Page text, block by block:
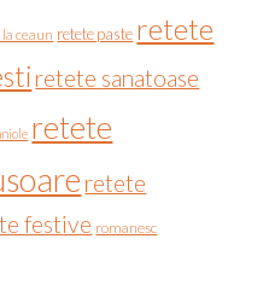
ceaun retete paste retete
retete sanatoase
retete
retete
festive romanesc